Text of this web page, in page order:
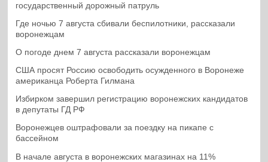
государственный дорожный патруль
Где ночью 7 августа сбивали беспилотники, рассказали
воронежцам
О погоде днем 7 августа рассказали воронежцам
США просят Россию освободить осужденного в Воронеже
американца Роберта Гилмана
Избирком завершил регистрацию воронежских кандидатов
в депутаты ГД РФ
Воронежцев оштрафовали за поездку на пикапе с
бассейном
В начале августа в воронежских магазинах на 11%